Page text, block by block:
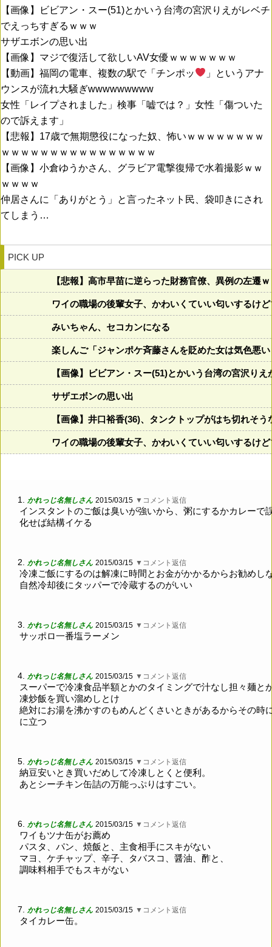
【画像】ビビアン・スー(51)とかいう台湾の宮沢りえがレベチ
でえっちすぎるｗｗｗ
サザエボンの思い出
【画像】マジで復活して欲しいAV女優ｗｗｗｗｗｗｗ
【動画】福岡の電車、複数の駅で「チンポッ
」というアナ
ウンスが流れ大騒ぎwwwwwwwww
女性「レイプされました」検事「嘘では？」女性「傷ついた
ので訴えます」
【悲報】17歳で無期懲役になった奴、怖いｗｗｗｗｗｗｗｗ
ｗｗｗｗｗｗｗｗｗｗｗｗｗｗｗｗ
【画像】小倉ゆうかさん、グラビア電撃復帰で水着撮影ｗｗ
ｗｗｗｗ
仲居さんに「ありがとう」と言ったネット民、袋叩きにされ
てしまう…
PICK UP
【悲報】高市早苗に逆らった財務官僚、異例の左遷
ワイの職場の後輩女子、かわいくていい匂いするけ
みいちゃん、セコカンになる
楽しんご「ジャンポケ斉藤さんを貶めた女は気色悪
【画像】ビビアン・スー(51)とかいう台湾の宮沢り
サザエボンの思い出
【画像】井口裕香(36)、タンクトップがはち切れそ
ワイの職場の後輩女子、かわいくていい匂いするけ
1. かれっじ名無しさん 2015/03/15 ▼コメント返信
インスタントのご飯は臭いが強いから、粥にするかカレーで
化せば結構イケる
2. かれっじ名無しさん 2015/03/15 ▼コメント返信
冷凍ご飯にするのは解凍に時間とお金がかかるからお勧めし
自然冷却後にタッパーで冷蔵するのがいい
3. かれっじ名無しさん 2015/03/15 ▼コメント返信
サッポロ一番塩ラーメン
4. かれっじ名無しさん 2015/03/15 ▼コメント返信
スーパーで冷凍食品半額とかのタイミングで汁なし担々麺と
凍炒飯を買い溜めしとけ
絶対にお湯を沸かすのもめんどくさいときがあるからその時
に立つ
5. かれっじ名無しさん 2015/03/15 ▼コメント返信
納豆安いとき買いだめして冷凍しとくと便利。
あとシーチキン缶詰の万能っぷりはすごい。
6. かれっじ名無しさん 2015/03/15 ▼コメント返信
ワイもツナ缶がお薦め
パスタ、パン、焼飯と、主食相手にスキがない
マヨ、ケチャップ、辛子、タバスコ、醤油、酢と、
調味料相手でもスキがない
7. かれっじ名無しさん 2015/03/15 ▼コメント返信
タイカレー缶。